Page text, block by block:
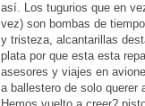
así. Los tugurios que en
vez) son bombas de
y tristeza, alcantarillas
plata por que esta esta
asesores y viajes en
a ballestero de solo querer